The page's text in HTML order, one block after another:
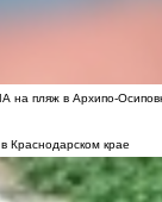
на пляж в Архипо-
Краснодарском крае